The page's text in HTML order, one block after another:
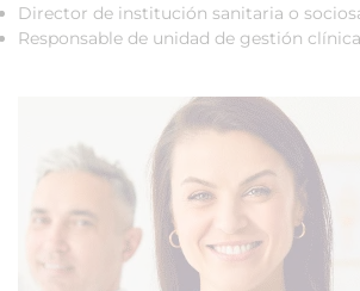
Director de institución sanitaria o
Responsable de unidad de gestión